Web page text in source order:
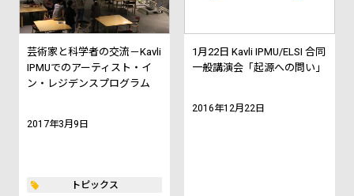
芸術家と科学者の交流－Kavli
IPMUでのアーティスト・イ
ン・レジデンスプログラム
2017年3月9日
トピックス
1月22日 Kavli IPMU/ELSI 合同
一般講演会「起源への問い」
2016年12月22日